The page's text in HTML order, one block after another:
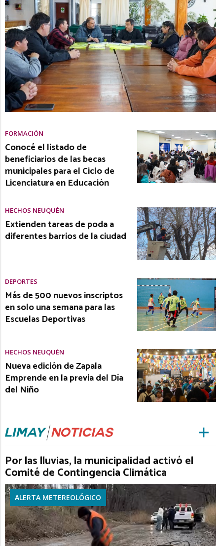
FORMACIÓN
Conocé el listado de
beneficiarios de las becas
municipales para el Ciclo de
Licenciatura en Educación
HECHOS NEUQUÉN
Extienden tareas de poda a
diferentes barrios de la ciudad
DEPORTES
Más de 500 nuevos inscriptos
en solo una semana para las
Escuelas Deportivas
HECHOS NEUQUÉN
Nueva edición de Zapala
Emprende en la previa del Día
del Niño
Por las lluvias, la municipalidad activó el
Comité de Contingencia Climática
ALERTA METEREOLÓGICO